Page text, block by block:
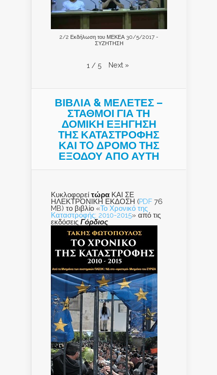
2/2 Εκδήλωση του ΜΕΚΕΑ 30/5/2017 -
ΣΥΖΗΤΗΣΗ
1 / 5 Next »
ΒΙΒΛΙΑ & ΜΕΛΕΤΕΣ –
ΣΤΑΘΜΟΙ ΓΙΑ ΤΗ
ΔΟΜΙΚΗ ΕΞΗΓΗΣΗ
ΤΗΣ ΚΑΤΑΣΤΡΟΦΗΣ
ΚΑΙ ΤO ΔΡΟΜΟ ΤΗΣ
ΕΞΟΔΟΥ ΑΠΟ ΑΥΤΗ
Κυκλοφορεί τώρα ΚΑΙ ΣΕ
ΗΛΕΚΤΡΟΝΙΚΗ ΕΚΔΟΣΗ (PDF 76
MB) το βιβλίο «Το Χρονικό της
Καταστροφής: 2010-2015» από τις
εκδόσεις Γόρδιος